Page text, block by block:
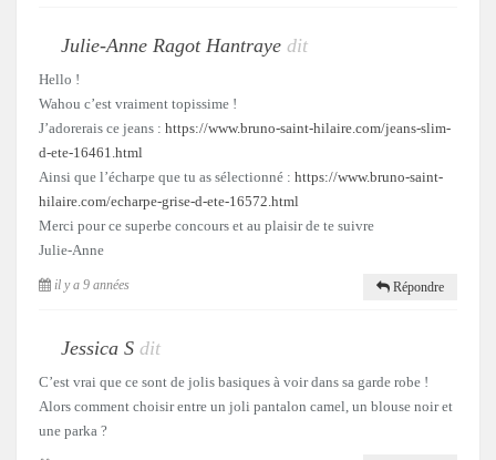
Julie-Anne Ragot Hantraye dit
Hello !
Wahou c’est vraiment topissime !
J’adorerais ce jeans : https://www.bruno-saint-hilaire.com/jeans-slim-
d-ete-16461.html
Ainsi que l’écharpe que tu as sélectionné : https://www.bruno-saint-
hilaire.com/echarpe-grise-d-ete-16572.html
Merci pour ce superbe concours et au plaisir de te suivre
Julie-Anne
il y a 9 années Répondre
Jessica S dit
C’est vrai que ce sont de jolis basiques à voir dans sa garde robe !
Alors comment choisir entre un joli pantalon camel, un blouse noir et
une parka ?